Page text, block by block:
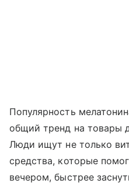
Популярность
общий тренд на товары
Люди ищут не только
средства, которые
вечером, быстрее